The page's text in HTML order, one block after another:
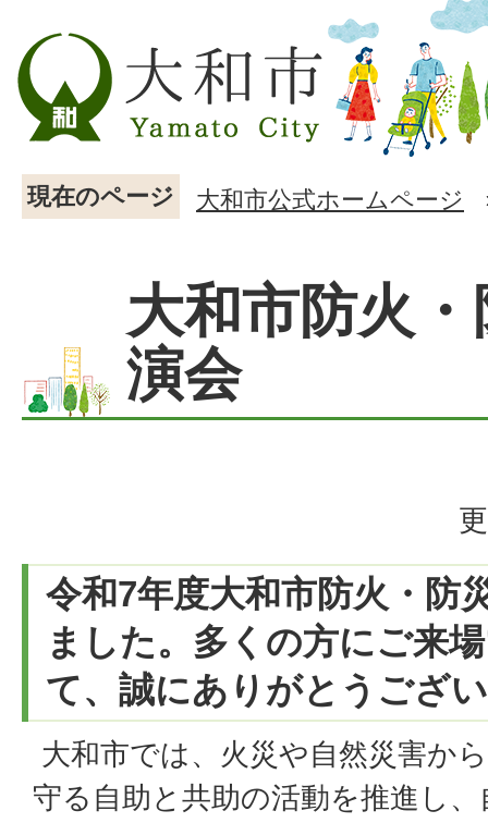
現在のページ 大和市公式ホームページ
大和市防火
演会
令和7年度大和市防火・防
ました。多くの方にご来
て、誠にありがとうござ
大和市では、火災や自然災害か
守る自助と共助の活動を推進し